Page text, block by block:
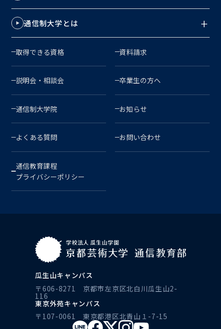
通信制大学とは
取得できる資格 資料請求
説明会・相談会 卒業生の方へ
通信制大学院 お知らせ
よくある質問 お問い合わせ
通信教育課程
プライバシーポリシー
瓜生山キャンパス
〒606-8271 京都市左京区北白川瓜生山2-
116
東京外苑キャンパス
〒107-0061 東京都港区北青山１-7-15